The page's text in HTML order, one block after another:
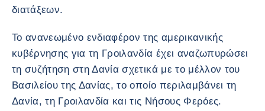
διατάξεων.
Το ανανεωμένο ενδιαφέρον της αμερικανικής
κυβέρνησης για τη Γροιλανδία έχει αναζωπυρώσει
τη συζήτηση στη Δανία σχετικά με το μέλλον του
Βασιλείου της Δανίας, το οποίο περιλαμβάνει τη
Δανία, τη Γροιλανδία και τις Νήσους Φερόες.